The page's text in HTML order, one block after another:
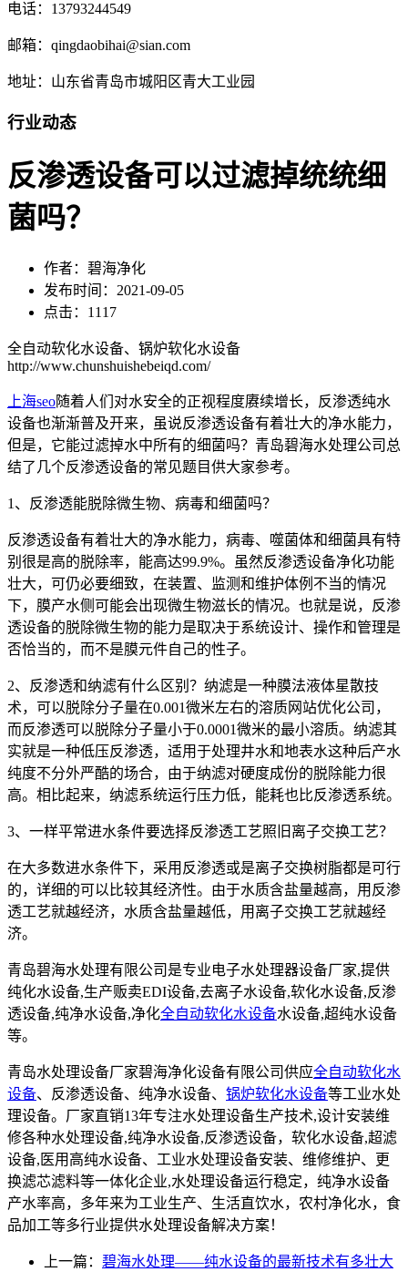
电话：13793244549
邮箱：qingdaobihai@sian.com
地址：山东省青岛市城阳区青大工业园
行业动态
反渗透设备可以过滤掉统统细
菌吗？
作者：碧海净化
发布时间：2021-09-05
点击：1117
全自动软化水设备、锅炉软化水设备
http://www.chunshuishebeiqd.com/
上海seo随着人们对水安全的正视程度赓续增长，反渗透纯水
设备也渐渐普及开来，虽说反渗透设备有着壮大的净水能力，
但是，它能过滤掉水中所有的细菌吗？青岛碧海水处理公司总
结了几个反渗透设备的常见题目供大家参考。
1、反渗透能脱除微生物、病毒和细菌吗？
反渗透设备有着壮大的净水能力，病毒、噬菌体和细菌具有特
别很是高的脱除率，能高达99.9%。虽然反渗透设备净化功能
壮大，可仍必要细致，在装置、监测和维护体例不当的情况
下，膜产水侧可能会出现微生物滋长的情况。也就是说，反渗
透设备的脱除微生物的能力是取决于系统设计、操作和管理是
否恰当的，而不是膜元件自己的性子。
2、反渗透和纳滤有什么区别？纳滤是一种膜法液体星散技
术，可以脱除分子量在0.001微米左右的溶质网站优化公司，
而反渗透可以脱除分子量小于0.0001微米的最小溶质。纳滤其
实就是一种低压反渗透，适用于处理井水和地表水这种后产水
纯度不分外严酷的场合，由于纳滤对硬度成份的脱除能力很
高。相比起来，纳滤系统运行压力低，能耗也比反渗透系统。
3、一样平常进水条件要选择反渗透工艺照旧离子交换工艺？
在大多数进水条件下，采用反渗透或是离子交换树脂都是可行
的，详细的可以比较其经济性。由于水质含盐量越高，用反渗
透工艺就越经济，水质含盐量越低，用离子交换工艺就越经
济。
青岛碧海水处理有限公司是专业电子水处理器设备厂家,提供
纯化水设备,生产贩卖EDI设备,去离子水设备,软化水设备,反渗
透设备,纯净水设备,净化全自动软化水设备水设备,超纯水设备
等。
青岛水处理设备厂家碧海净化设备有限公司供应全自动软化水
设备、反渗透设备、纯净水设备、 锅炉软化水设备等工业水处
理设备。厂家直销13年专注水处理设备生产技术,设计安装维
修各种水处理设备,纯净水设备,反渗透设备，软化水设备,超滤
设备,医用高纯水设备、工业水处理设备安装、维修维护、更
换滤芯滤料等一体化企业,水处理设备运行稳定，纯净水设备
产水率高，多年来为工业生产、生活直饮水，农村净化水，食
品加工等多行业提供水处理设备解决方案！
上一篇： 碧海水处理——纯水设备的最新技术有多壮大